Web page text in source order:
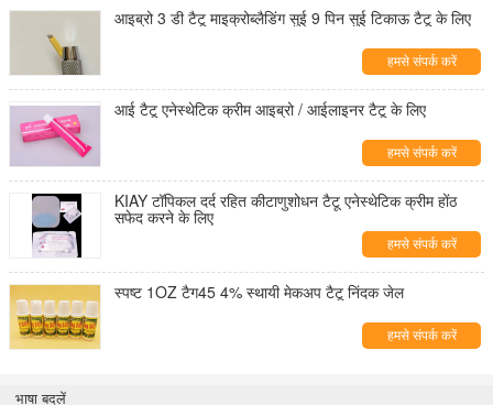
आइब्रो 3 डी टैटू माइक्रोब्लैडिंग सुई 9 पिन सुई टिकाऊ टैटू के लिए
हमसे संपर्क करें
आई टैटू एनेस्थेटिक क्रीम आइब्रो / आईलाइनर टैटू के लिए
हमसे संपर्क करें
KIAY टॉपिकल दर्द रहित कीटाणुशोधन टैटू एनेस्थेटिक क्रीम होंठ
सफेद करने के लिए
हमसे संपर्क करें
स्पष्ट 1OZ टैग45 4% स्थायी मेकअप टैटू निंदक जेल
हमसे संपर्क करें
भाषा बदलें